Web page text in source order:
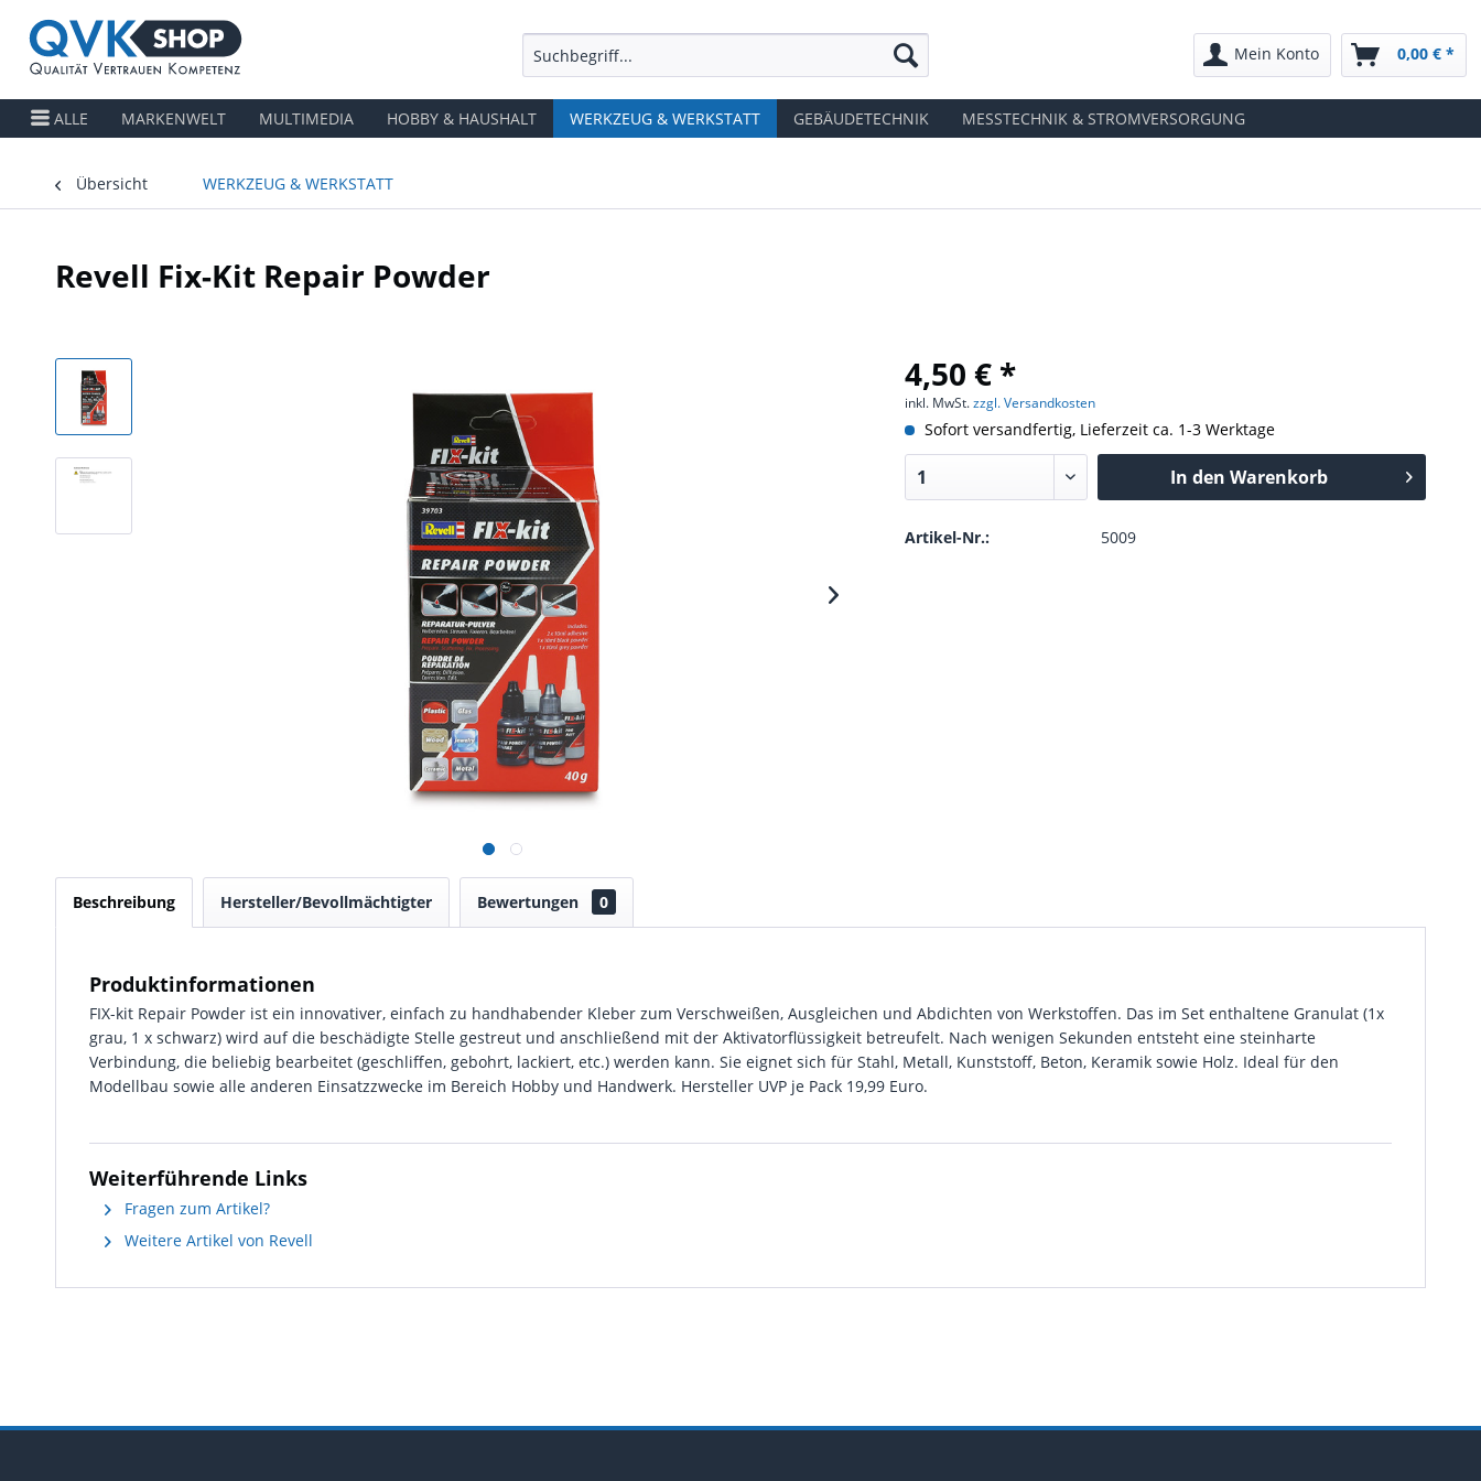
Mein Konto 0,00 € *
ALLE MARKENWELT MULTIMEDIA HOBBY & HAUSHALT WERKZEUG & WERKSTATT GEBÄUDETECHNIK MESSTECHNIK & STROMVERSORGUNG
Übersicht WERKZEUG & WERKSTATT
Revell Fix-Kit Repair Powder
4,50 € *
inkl. MwSt.zzgl. Versandkosten
Sofort versandfertig, Lieferzeit ca. 1-3 Werktage
In den Warenkorb
Artikel-Nr.: 5009
Beschreibung Hersteller/Bevollmächtigter Bewertungen 0
Produktinformationen
FIX-kit Repair Powder ist ein innovativer, einfach zu handhabender Kleber zum Verschweißen, Ausgleichen und Abdichten von Werkstoffen. Das im Set enthaltene Granulat (1x
grau, 1 x schwarz) wird auf die beschädigte Stelle gestreut und anschließend mit der Aktivatorflüssigkeit betreufelt. Nach wenigen Sekunden entsteht eine steinharte
Verbindung, die beliebig bearbeitet (geschliffen, gebohrt, lackiert, etc.) werden kann. Sie eignet sich für Stahl, Metall, Kunststoff, Beton, Keramik sowie Holz. Ideal für den
Modellbau sowie alle anderen Einsatzzwecke im Bereich Hobby und Handwerk. Hersteller UVP je Pack 19,99 Euro.
Weiterführende Links
Fragen zum Artikel?
Weitere Artikel von Revell